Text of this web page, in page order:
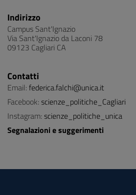
Indirizzo
Campus Sant'Ignazio
Via Sant'Ignazio da Laconi 78
09123 Cagliari CA
Contatti
Email: federica.falchi@unica.it
Facebook: scienze_politiche_Cagliari
Instagram: scienze_politiche_unica
Segnalazioni e suggerimenti